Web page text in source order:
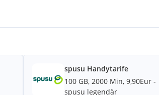
spusu Handytarife
100 GB, 2000 Min, 9,90Eur -
spusu legendär